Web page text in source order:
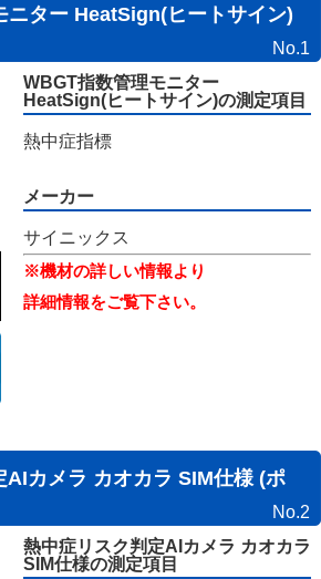
ニター HeatSign(ヒートサイン)
No.1
WBGT指数管理モニター
HeatSign(ヒートサイン)の測定項目
熱中症指標
メーカー
サイニックス
※機材の詳しい情報より
詳細情報をご覧下さい。
AIカメラ カオカラ SIM仕様 (ポ
No.2
熱中症リスク判定AIカメラ カオカラ
SIM仕様の測定項目